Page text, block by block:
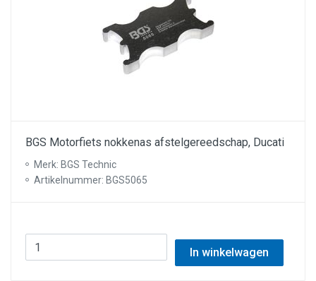
BGS Motorfiets nokkenas afstelgereedschap, Ducati
Merk: BGS Technic
Artikelnummer: BGS5065
In winkelwagen